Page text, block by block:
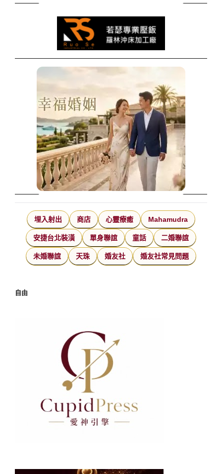
埋入射出 商店 心靈療癒 Mahamudra
安捷台北裝潢 單身聯誼 童話 二婚聯誼
未婚聯誼 天珠 婚友社 婚友社常見問題
自由